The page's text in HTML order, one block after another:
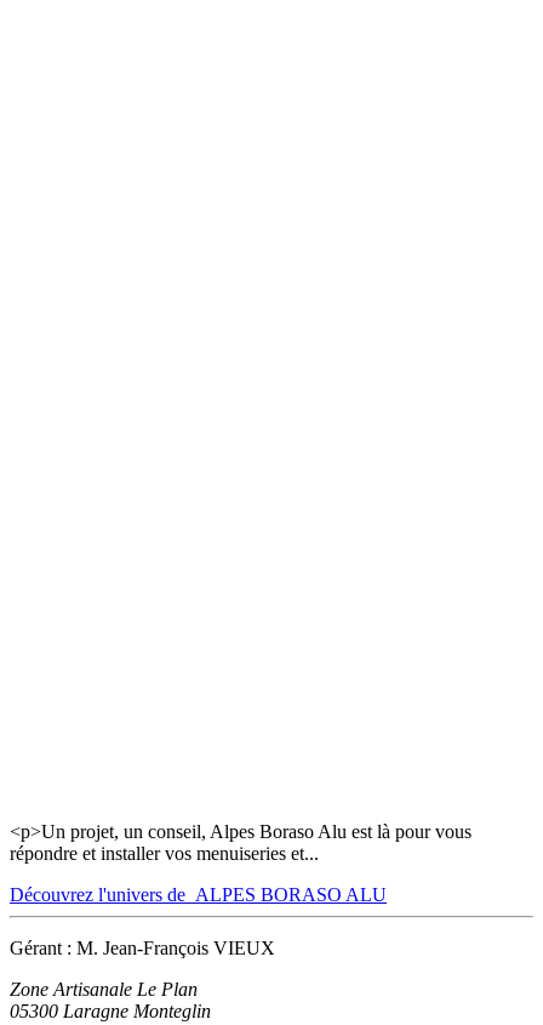
<p>Un projet, un conseil, Alpes Boraso Alu est là pour vous
répondre et installer vos menuiseries et...
Découvrez l'univers de ALPES BORASO ALU
Gérant : M. Jean-François VIEUX
Zone Artisanale Le Plan
05300 Laragne Monteglin